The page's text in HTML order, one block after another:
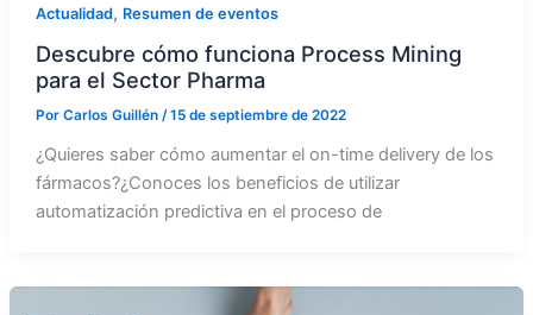
Actualidad, Resumen de eventos
Descubre cómo funciona Process Mining
para el Sector Pharma
Por Carlos Guillén /15 de septiembre de 2022
¿Quieres saber cómo aumentar el on-time delivery de los
fármacos?¿Conoces los beneficios de utilizar
automatización predictiva en el proceso de